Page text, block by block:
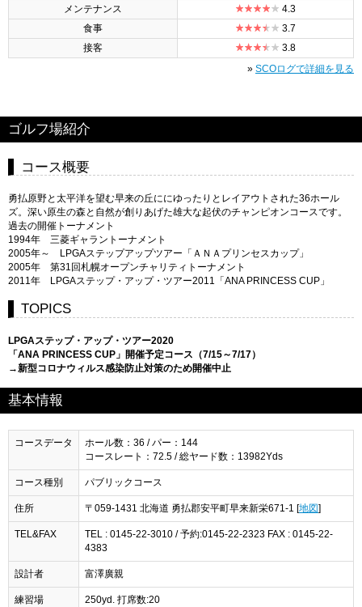
メンテナンス
4.3
食事
3.7
接客
3.8
» SCOログで詳細を見る
ゴルフ場紹介
コース概要
勇払原野と太平洋を望む早来の丘ににゆったりとレイアウトされた36ホール
ズ。深い原生の森と自然が創りあげた雄大な起伏のチャンピオンコースです。
過去の開催トーナメント
1994年 三菱ギャラントーナメント
2005年～ LPGAステップアップツアー「ＡＮＡプリンセスカップ」
2005年 第31回札幌オープンチャリティトーナメント
2011年 LPGAステップ・アップ・ツアー2011「ANA PRINCESS CUP」
TOPICS
LPGAステップ・アップ・ツアー2020
「ANA PRINCESS CUP」開催予定コース（7/15～7/17）
→新型コロナウィルス感染防止対策のため開催中止
基本情報
コースデータ
ホール数：36 / パー：144
コースレート：72.5 / 総ヤード数：13982Yds
コース種別 パブリックコース
住所 〒059-1431 北海道 勇払郡安平町早来新栄671-1 [地図]
TEL&FAX
TEL : 0145-22-3010 / 予約:0145-22-2323 FAX : 0145-22-
4383
設計者 富澤廣親
練習場 250yd. 打席数:20